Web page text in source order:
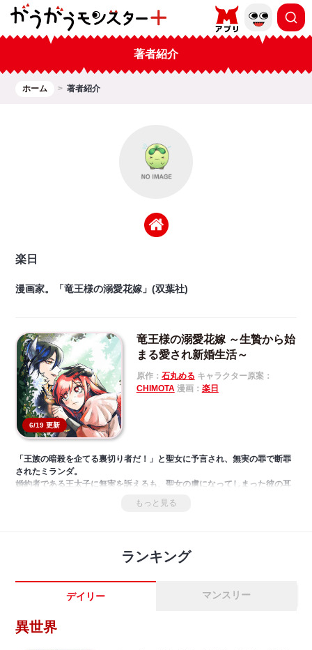
著者紹介
ホーム 著者紹介
楽日
漫画家。「竜王様の溺愛花嫁」(双葉社)
6/19 更新
竜王様の溺愛花嫁 ～生贄から始
まる愛され新婚生活～
原作： 石丸める キャラクター原案：
CHIMOTA漫画： 楽日
「王族の暗殺を企てる裏切り者だ！」と聖女に予言され、無実の罪で断罪
されたミランダ。
婚約者である王太子に無実を訴えるも、聖女の虜になってしまった彼の耳
には届かず、ミランダは野蛮で無慈悲と言われる竜王の生贄に捧げられる
※原作「生贄にされた私を花嫁が来た！と竜王様が勘違いしています」
もっと見る
ランキング
デイリー マンスリー
異世界